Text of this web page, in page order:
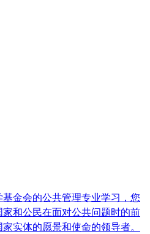
金会的公共管理专业学习，您
和公民在面对公共问题时的前
实体的愿景和使命的领导者。